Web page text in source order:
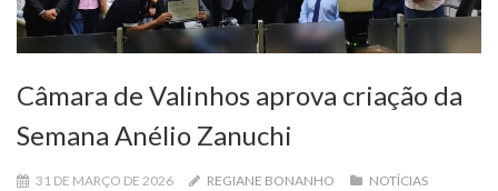
Câmara de Valinhos aprova criação da
Semana Anélio Zanuchi
31 DE MARÇO DE 2026 REGIANE BONANHO NOTÍCIAS